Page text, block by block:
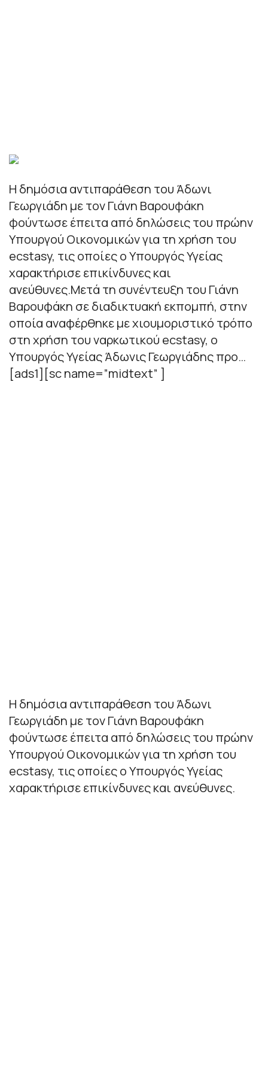
Η δημόσια αντιπαράθεση του Άδωνι
Γεωργιάδη με τον Γιάνη Βαρουφάκη
φούντωσε έπειτα από δηλώσεις του πρώην
Υπουργού Οικονομικών για τη χρήση του
ecstasy, τις οποίες ο Υπουργός Υγείας
χαρακτήρισε επικίνδυνες και
ανεύθυνες.Μετά τη συνέντευξη του Γιάνη
Βαρουφάκη σε διαδικτυακή εκπομπή, στην
οποία αναφέρθηκε με χιουμοριστικό τρόπο
στη χρήση του ναρκωτικού ecstasy, ο
Υπουργός Υγείας Άδωνις Γεωργιάδης προ…
[ads1][sc name=”midtext” ]
Η δημόσια αντιπαράθεση του Άδωνι
Γεωργιάδη με τον Γιάνη Βαρουφάκη
φούντωσε έπειτα από δηλώσεις του πρώην
Υπουργού Οικονομικών για τη χρήση του
ecstasy, τις οποίες ο Υπουργός Υγείας
χαρακτήρισε επικίνδυνες και ανεύθυνες.